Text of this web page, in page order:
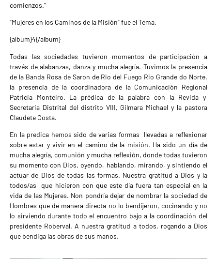
comienzos."
"Mujeres en los Caminos de la Misión" fue el Tema.
{album}4{/album}
Todas las sociedades tuvieron momentos de participación a
través de alabanzas, danza y mucha alegría. Tuvimos la presencia
de la Banda Rosa de Saron de Rio del Fuego Rio Grande do Norte,
la presencia de la coordinadora de la Comunicación Regional
Patricia Monteiro. La prédica de la palabra con la Revida y
Secretaria Distrital del distrito VIII, Gilmara Michael y la pastora
Claudete Costa.
En la predica hemos sido de varias formas llevadas a reflexionar
sobre estar y vivir en el camino de la misión. Ha sido un día de
mucha alegría, comunión y mucha reflexión, donde todas tuvieron
su momento con Dios, oyendo, hablando, mirando, y sintiendo el
actuar de Dios de todas las formas. Nuestra gratitud a Dios y la
todos/as que hicieron con que este día fuera tan especial en la
vida de las Mujeres. Non pondría dejar de nombrar la sociedad de
Hombres que de manera directa no lo bendijeron, cocinando y no
lo sirviendo durante todo el encuentro bajo a la coordinación del
presidente Roberval. A nuestra gratitud a todos, rogando a Dios
que bendiga las obras de sus manos.